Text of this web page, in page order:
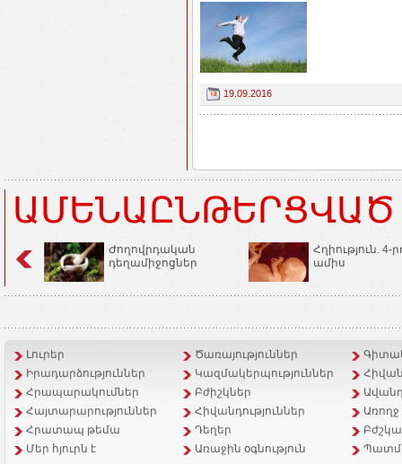
19.09.2016
Ժողովրդական
դեղամիջոցներ
Հղիություն. 4-
ամիս
Լուրեր Ծառայություններ
Իրադարձություններ
Կազմակերպություններ
Հրապարակումներ
Բժիշկներ
Հայտարարություններ
Հիվանդություններ
Հրատապ թեմա
Դեղեր
Մեր հյուրն է
Առաջին օգնություն